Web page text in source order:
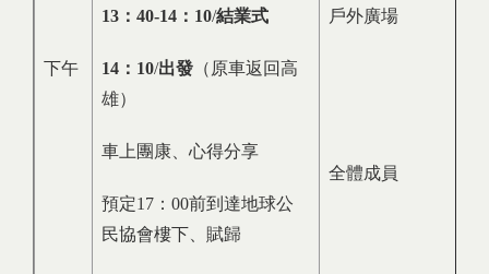
下午
13 ： 40-14 ： 10/結業式
14 ： 10/出發 （原車返回高
雄）
車上團康、心得分享
預定17：00前到達地球公
民協會樓下、賦歸
戶外廣場
全體成員